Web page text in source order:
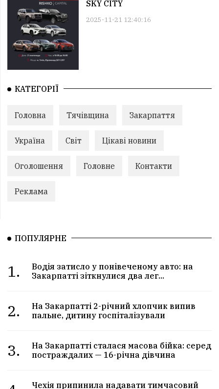
SKY CITY
2025-11-21 12:40:16
КАТЕГОРІЇ
Головна Тячівщина Закарпаття
Україна Світ Цікаві новини
Оголошення Головне Контакти
Реклама
ПОПУЛЯРНЕ
1.
Водія затисло у понівеченому авто: на
Закарпатті зіткнулися два лег...
2.
На Закарпатті 2-річний хлопчик випив
пальне, дитину госпіталізували
3.
На Закарпатті сталася масова бійка: серед
постраждалих — 16-річна дівчина
Чехія припинила надавати тимчасовий